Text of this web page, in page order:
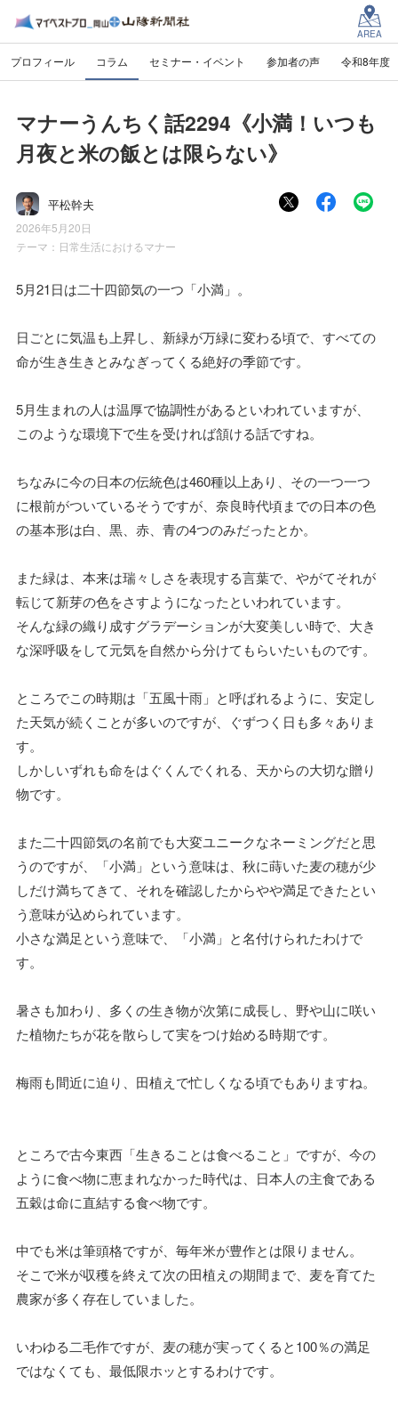
AREA
プロフィール コラム セミナー・イベント 参加者の声 令和8年度
マナーうんちく話2294《小満！いつも
月夜と米の飯とは限らない》
平松幹夫
2026年5月20日
テーマ： 日常生活におけるマナー
5月21日は二十四節気の一つ「小満」。
日ごとに気温も上昇し、新緑が万緑に変わる頃で、すべての
命が生き生きとみなぎってくる絶好の季節です。
5月生まれの人は温厚で協調性があるといわれていますが、
このような環境下で生を受ければ頷ける話ですね。
ちなみに今の日本の伝統色は460種以上あり、その一つ一つ
に根前がついているそうですが、奈良時代頃までの日本の色
の基本形は白、黒、赤、青の4つのみだったとか。
また緑は、本来は瑞々しさを表現する言葉で、やがてそれが
転じて新芽の色をさすようになったといわれています。
そんな緑の織り成すグラデーションが大変美しい時で、大き
な深呼吸をして元気を自然から分けてもらいたいものです。
ところでこの時期は「五風十雨」と呼ばれるように、安定し
た天気が続くことが多いのですが、ぐずつく日も多々ありま
す。
しかしいずれも命をはぐくんでくれる、天からの大切な贈り
物です。
また二十四節気の名前でも大変ユニークなネーミングだと思
うのですが、「小満」という意味は、秋に蒔いた麦の穂が少
しだけ満ちてきて、それを確認したからやや満足できたとい
う意味が込められています。
小さな満足という意味で、「小満」と名付けられたわけで
す。
暑さも加わり、多くの生き物が次第に成長し、野や山に咲い
た植物たちが花を散らして実をつけ始める時期です。
梅雨も間近に迫り、田植えで忙しくなる頃でもありますね。
ところで古今東西「生きることは食べること」ですが、今の
ように食べ物に恵まれなかった時代は、日本人の主食である
五穀は命に直結する食べ物です。
中でも米は筆頭格ですが、毎年米が豊作とは限りません。
そこで米が収穫を終えて次の田植えの期間まで、麦を育てた
農家が多く存在していました。
いわゆる二毛作ですが、麦の穂が実ってくると100％の満足
ではなくても、最低限ホッとするわけです。